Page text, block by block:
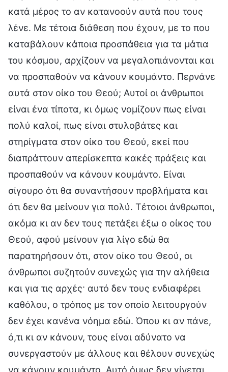
κατά μέρος το αν κατανοούν αυτά που τους
λένε. Με τέτοια διάθεση που έχουν, με το που
καταβάλουν κάποια προσπάθεια για τα μάτια
του κόσμου, αρχίζουν να μεγαλοπιάνονται και
να προσπαθούν να κάνουν κουμάντο. Περνάνε
αυτά στον οίκο του Θεού; Αυτοί οι άνθρωποι
είναι ένα τίποτα, κι όμως νομίζουν πως είναι
πολύ καλοί, πως είναι στυλοβάτες και
στηρίγματα στον οίκο του Θεού, εκεί που
διαπράττουν απερίσκεπτα κακές πράξεις και
προσπαθούν να κάνουν κουμάντο. Είναι
σίγουρο ότι θα συναντήσουν προβλήματα και
ότι δεν θα μείνουν για πολύ. Τέτοιοι άνθρωποι,
ακόμα κι αν δεν τους πετάξει έξω ο οίκος του
Θεού, αφού μείνουν για λίγο εδώ θα
παρατηρήσουν ότι, στον οίκο του Θεού, οι
άνθρωποι συζητούν συνεχώς για την αλήθεια
και για τις αρχές· αυτό δεν τους ενδιαφέρει
καθόλου, ο τρόπος με τον οποίο λειτουργούν
δεν έχει κανένα νόημα εδώ. Όπου κι αν πάνε,
ό,τι κι αν κάνουν, τους είναι αδύνατο να
συνεργαστούν με άλλους και θέλουν συνεχώς
να κάνουν κουμάντο. Αυτό όμως δεν γίνεται